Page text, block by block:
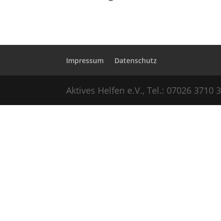
Impressum Datenschutz
Aktives Helfen e.V., Tel.: 07026 3710